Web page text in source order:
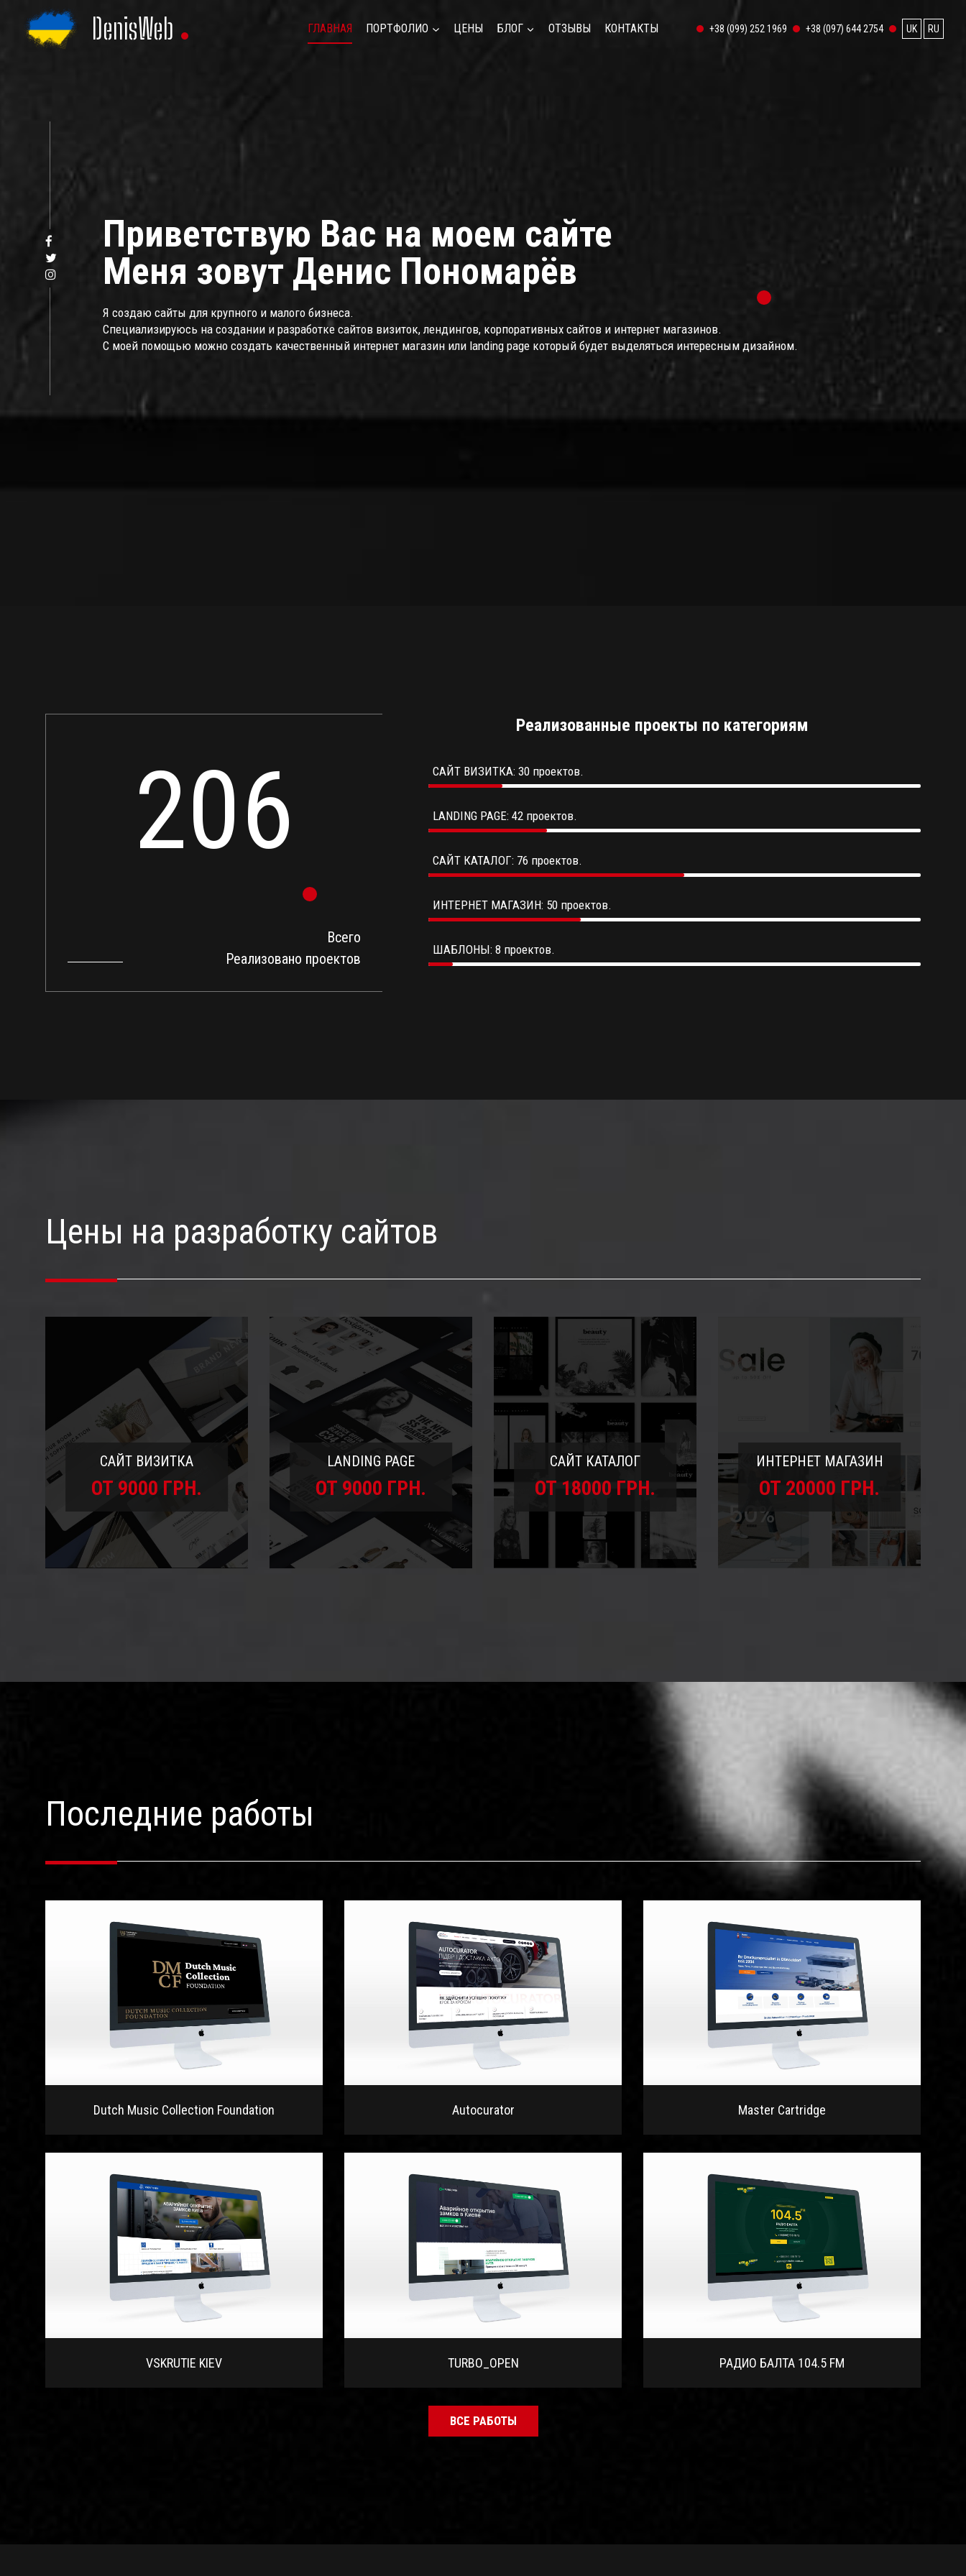
содержанию
DenisWeb ГЛАВНАЯ ПОРТФОЛИО ЦЕНЫ БЛОГ ОТЗЫВЫ КОНТАКТЫ +38 (099) 252 1969 +38 (097) 644 2754 UK RU
Приветствую Вас на моем сайте
Меня зовут Денис Пономарёв
Я создаю сайты для крупного и малого бизнеса.
Специализируюсь на создании и разработке сайтов визиток, лендингов, корпоративных сайтов и интернет магазинов.
С моей помощью можно создать качественный интернет магазин или landing page который будет выделяться интересным дизайном.
206
Всего
Реализовано проектов
Реализованные проекты по категориям
САЙТ ВИЗИТКА: 30 проектов.
LANDING PAGE: 42 проектов.
САЙТ КАТАЛОГ: 76 проектов.
ИНТЕРНЕТ МАГАЗИН: 50 проектов.
ШАБЛОНЫ: 8 проектов.
Цены на разработку сайтов
САЙТ ВИЗИТКА
ОТ 9000 ГРН.
LANDING PAGE
ОТ 9000 ГРН.
САЙТ КАТАЛОГ
ОТ 18000 ГРН.
ИНТЕРНЕТ МАГАЗИН
ОТ 20000 ГРН.
Последние работы
Dutch Music Collection Foundation Autocurator Master Cartridge
VSKRUTIE KIEV TURBO_OPEN РАДИО БАЛТА 104.5 FM
ВСЕ РАБОТЫ